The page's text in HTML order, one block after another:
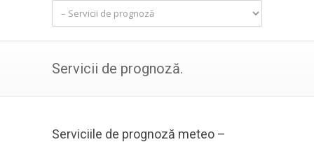
Servicii de prognoză.
Serviciile de prognoză meteo –